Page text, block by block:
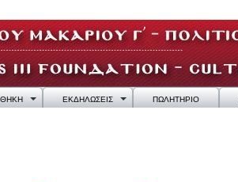
ΕΚΔΗΛΩΣΕΙΣ ΠΩΛΗΤΗΡΙΟ